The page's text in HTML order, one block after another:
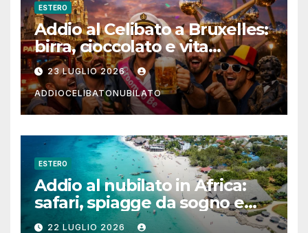
ESTERO
Addio al Celibato a Bruxelles:
birra, cioccolato e vita
notturna per un weekend
indimenticabile
23 LUGLIO 2026
ADDIOCELIBATONUBILATO
ESTERO
Addio al nubilato in Africa:
safari, spiagge da sogno e
città magiche
22 LUGLIO 2026